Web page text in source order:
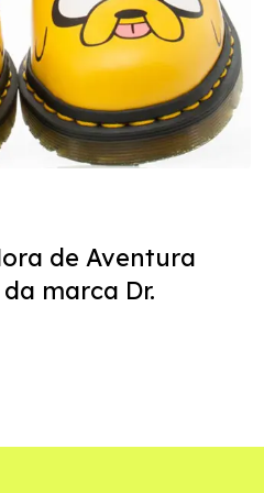
de Aventura
marca Dr.